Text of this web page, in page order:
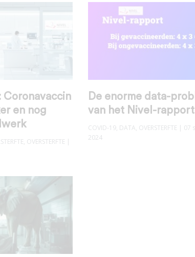
en nog
, OVERSTERFTE |
De enorme data-
van het Nivel-rapport
COVID-19, DATA, OVERSTERFTE | 07
2024